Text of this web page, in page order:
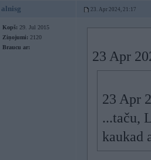
alnisg 23. Apr 2024, 21:17
Kopš: 29. Jul 2015
Ziņojumi: 2120
Braucu ar:
23 Apr
23 Apr
...taču,
kaukad